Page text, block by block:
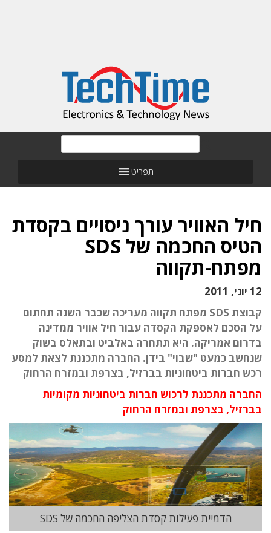
תפריט
חיל האוויר עורך ניסויים בקסדת
הטיס החכמה של SDS
מפתח-תקווה
12 יוני, 2011
קבוצת SDS מפתח תקווה מעריכה שכבר השנה תחתום
על הסכם לאספקת הקסדה עבור חיל אוויר ממדינה
בדרום אמריקה. היא תתחרה באלביט ובתאלס בשוק
שנחשב כמעט "שבוי" בידן. החברה מתכננת לצאת למסע
רכש חברות ביטחוניות בברזיל, בצרפת ובמזרח הרחוק
החברה מתכננת לרכוש חברות ביטחוניות מקומיות
בברזיל, בצרפת ובמזרח הרחוק
הדמיית פעילות קסדת הצליפה החכמה של SDS